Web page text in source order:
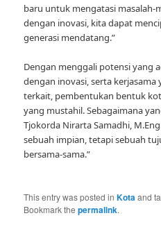
baru untuk mengatasi masalah-
dengan inovasi, kita dapat
generasi mendatang.”
Dengan menggali potensi yang
dengan inovasi, serta
terkait, pembentukan bentuk
yang mustahil. Sebagaimana
Tjokorda Nirarta Samadhi,
sebuah impian, tetapi sebuah
bersama-sama.”
This entry was posted inKotaand
Bookmark thepermalink.